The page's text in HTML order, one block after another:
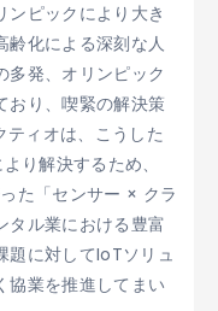
ンピックにより大き
齢化による深刻な人
多発、オリンピック
おり、喫緊の解決策
ティオは、こうした
り解決するため、
た「センサー × クラ
タル業における豊富
題に対してIoTソリュ
協業を推進してまい